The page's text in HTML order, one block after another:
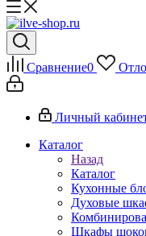
Сравнение0
Личный
Каталог
Назад
Каталог
Кухонные
Духовые
Шкафы